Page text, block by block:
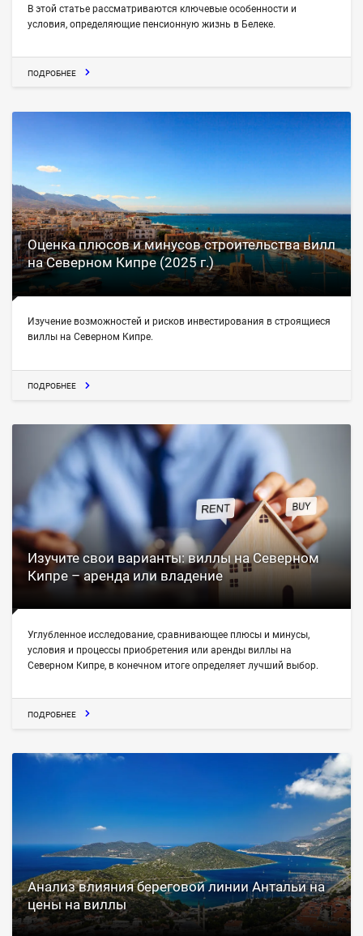
В этой статье рассматриваются ключевые особенности и
условия, определяющие пенсионную жизнь в Белеке.
ПОДРОБНЕЕ
Оценка плюсов и минусов строительства вилл
на Северном Кипре (2025 г.)
Изучение возможностей и рисков инвестирования в строящиеся
виллы на Северном Кипре.
ПОДРОБНЕЕ
Изучите свои варианты: виллы на Северном
Кипре – аренда или владение
Углубленное исследование, сравнивающее плюсы и минусы,
условия и процессы приобретения или аренды виллы на
Северном Кипре, в конечном итоге определяет лучший выбор.
ПОДРОБНЕЕ
Анализ влияния береговой линии Антальи на
цены на виллы